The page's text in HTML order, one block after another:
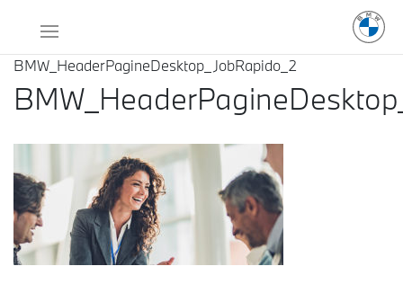
BMW_HeaderPagineDesktop_JobRapido_2